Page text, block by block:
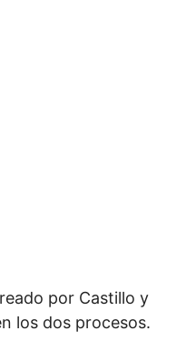
por Castillo y
los dos procesos.